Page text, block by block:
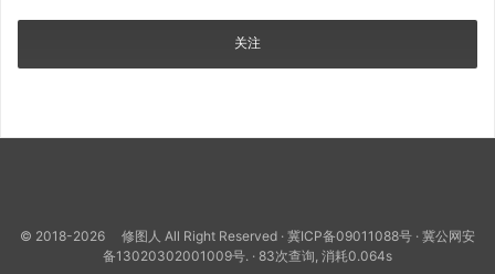
关注
© 2018-2026 修图人 All Right Reserved · 冀ICP备09011088号 · 冀公网安
备13020302001009号. · 83次查询, 消耗0.064s